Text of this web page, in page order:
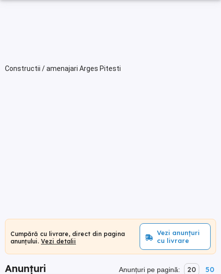
Constructii / amenajari Arges Pitesti
Cumpără cu livrare, direct din pagina
anunțului. Vezi detalii
Vezi anunțuri
cu livrare
Anunțuri Anunțuri pe pagină: 20 50